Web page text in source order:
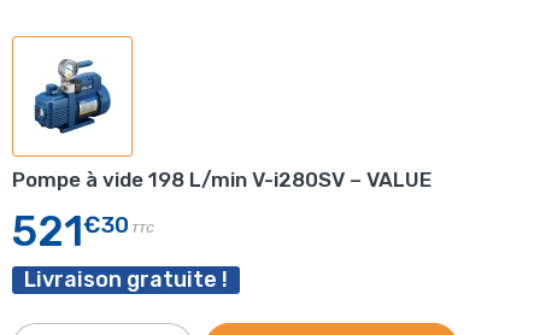
Pompe à vide 198 L/min V-i280SV – VALUE
521€30 TTC
Livraison gratuite !